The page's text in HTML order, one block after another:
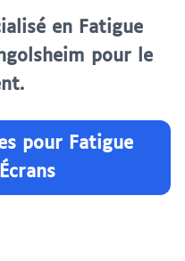
en Fatigue
pour le
pour Fatigue